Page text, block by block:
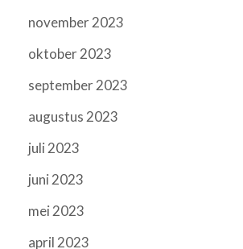
november 2023
oktober 2023
september 2023
augustus 2023
juli 2023
juni 2023
mei 2023
april 2023